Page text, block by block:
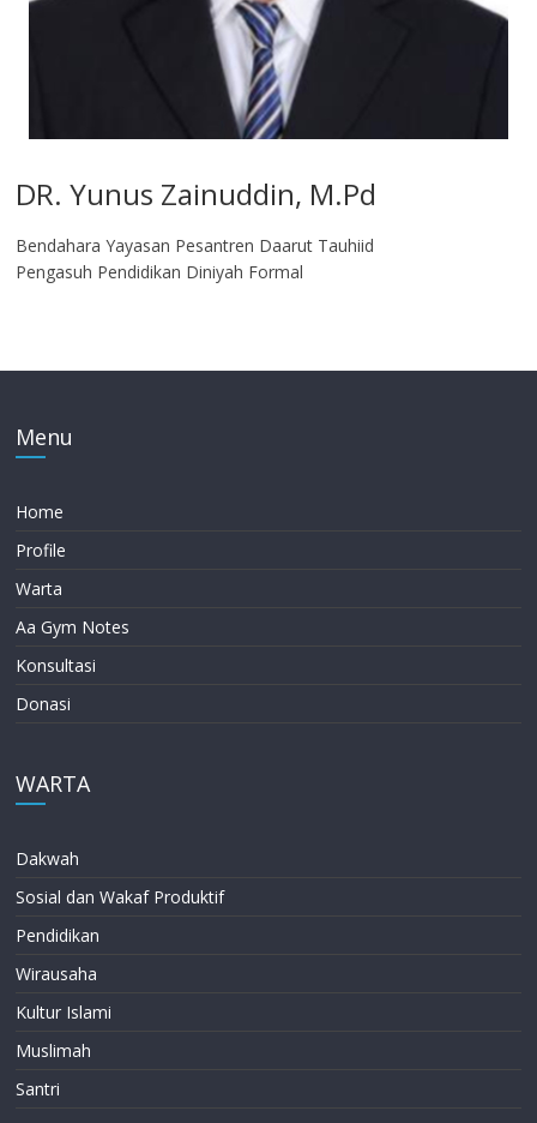
DR. Yunus Zainuddin, M.Pd
Bendahara Yayasan Pesantren Daarut Tauhiid
Pengasuh Pendidikan Diniyah Formal
Menu
Home
Profile
Warta
Aa Gym Notes
Konsultasi
Donasi
WARTA
Dakwah
Sosial dan Wakaf Produktif
Pendidikan
Wirausaha
Kultur Islami
Muslimah
Santri